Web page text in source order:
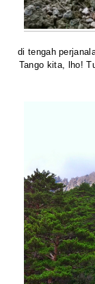
di tengah
Tango kita, lho!